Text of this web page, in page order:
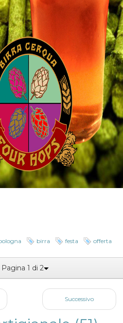
birra festa
offerta
Pagina 1 di 2
Successivo